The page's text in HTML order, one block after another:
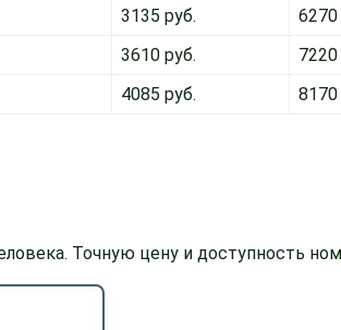
3135 руб.
6270
3610 руб.
7220
4085 руб. 8170
Точную цену и доступность